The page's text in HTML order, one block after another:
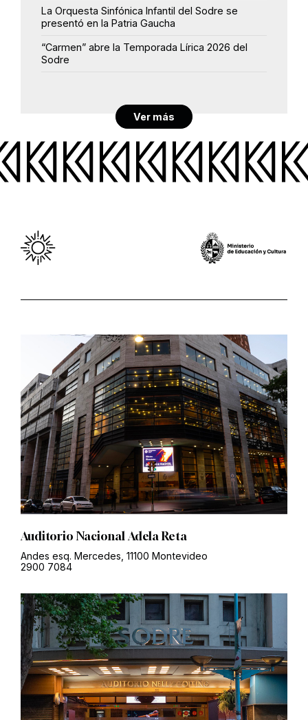
La Orquesta Sinfónica Infantil del Sodre se
presentó en la Patria Gaucha
“Carmen” abre la Temporada Lírica 2026 del
Sodre
Ver más
Auditorio Nacional Adela Reta
Andes esq. Mercedes, 11100 Montevideo
2900 7084